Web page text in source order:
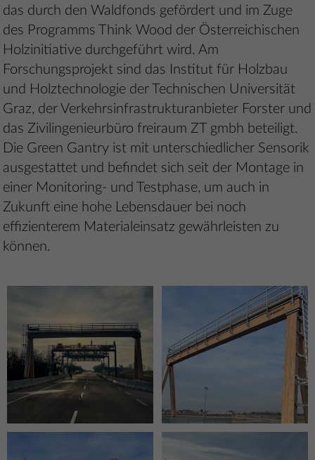
das durch den Waldfonds gefördert und im Zuge
des Programms Think Wood der Österreichischen
Holzinitiative durchgeführt wird. Am
Forschungsprojekt sind das Institut für Holzbau
und Holztechnologie der Technischen Universität
Graz, der Verkehrsinfrastrukturanbieter Forster und
das Zivilingenieurbüro freiraum ZT gmbh beteiligt.
Die Green Gantry ist mit unterschiedlicher Sensorik
ausgestattet und befindet sich seit der Montage in
einer Monitoring- und Testphase, um auch in
Zukunft eine hohe Lebensdauer bei noch
effizienterem Materialeinsatz gewährleisten zu
können.